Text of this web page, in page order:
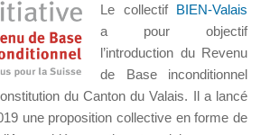
Le collectif BIEN-Valais
a pour objectif
l’introduction du Revenu
de Base inconditionnel
du Canton du Valais. Il a lancé
une proposition collective en forme de